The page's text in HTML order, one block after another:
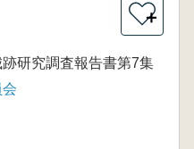
＋
研究調査報告書第7集